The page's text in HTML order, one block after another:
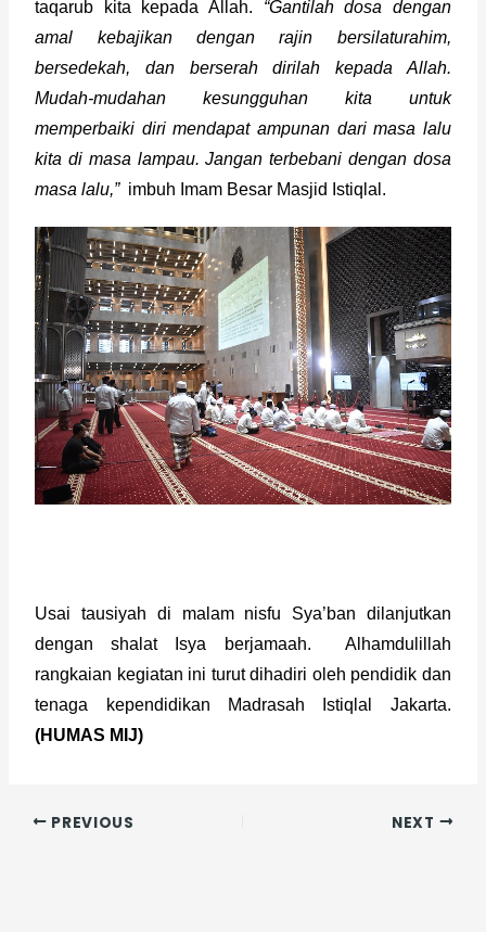
taqarub kita kepada Allah. “Gantilah dosa dengan
amal kebajikan dengan rajin bersilaturahim,
bersedekah, dan berserah dirilah kepada Allah.
Mudah-mudahan kesungguhan kita untuk
memperbaiki diri mendapat ampunan dari masa lalu
kita di masa lampau. Jangan terbebani dengan dosa
masa lalu,” imbuh Imam Besar Masjid Istiqlal.
Usai tausiyah di malam nisfu Sya’ban dilanjutkan
dengan shalat Isya berjamaah.  Alhamdulillah
rangkaian kegiatan ini turut dihadiri oleh pendidik dan
(HUMAS MIJ)
PREVIOUS NEXT